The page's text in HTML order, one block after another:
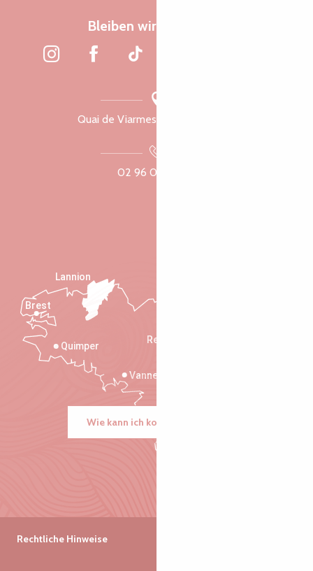
Bleiben wir verbunden
Quai de Viarmes, 22300 Lannion
02 96 05 60 70
Rennes
Vannes
Quimper
Lannion
Brest
Wie kann ich kommen?
Rechtliche Hinweise